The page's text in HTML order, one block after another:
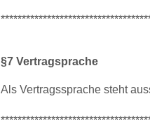
§7 Vertragsprache
Als Vertragssprache steht